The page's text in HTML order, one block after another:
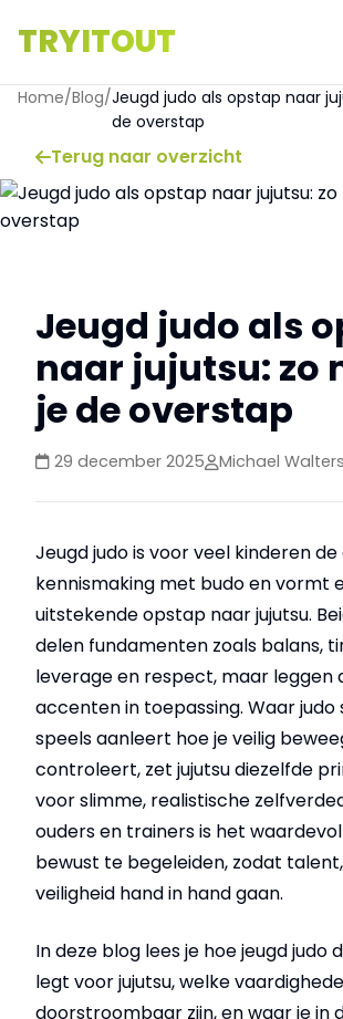
TRYITOUT
Home/Blog/Jeugd judo als opstap naar
de overstap
Terug naar overzicht
Jeugd judo als
naar jujutsu: zo
je de overstap
29 december 2025 Michael Walters
Jeugd judo is voor veel kinderen
kennismaking met budo en vormt
uitstekende opstap naar jujutsu.
delen fundamenten zoals balans,
leverage en respect, maar leggen
accenten in toepassing. Waar
speels aanleert hoe je veilig
controleert, zet jujutsu diezelfde
voor slimme, realistische
ouders en trainers is het
bewust te begeleiden, zodat
veiligheid hand in hand gaan.
In deze blog lees je hoe jeugd judo
legt voor jujutsu, welke
doorstroombaar zijn, en waar je in